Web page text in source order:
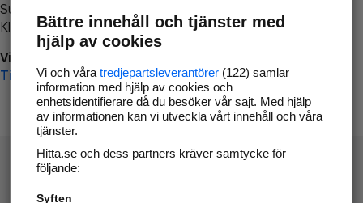
Surfa till
Klicka påTillbaka-knappen i webbläsaren och försök igen
Vi beklagar besväret!
Till startsidan
Bättre innehåll och tjänster med
hjälp av cookies
Vi och våra tredjepartsleverantörer(122) samlar
information med hjälp av cookies och
enhetsidentifierare då du besöker vår sajt. Med hjälp
av informationen kan vi utveckla vårt innehåll och våra
tjänster.
Hitta.se och dess partners kräver samtycke för
följande:
Syften